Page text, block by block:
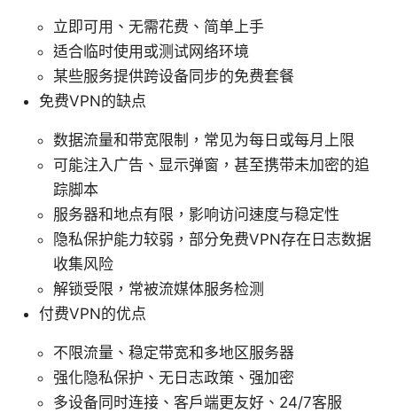
立即可用、无需花费、简单上手
适合临时使用或测试网络环境
某些服务提供跨设备同步的免费套餐
免费VPN的缺点
数据流量和带宽限制，常见为每日或每月上限
可能注入广告、显示弹窗，甚至携带未加密的追
踪脚本
服务器和地点有限，影响访问速度与稳定性
隐私保护能力较弱，部分免费VPN存在日志数据
收集风险
解锁受限，常被流媒体服务检测
付费VPN的优点
不限流量、稳定带宽和多地区服务器
强化隐私保护、无日志政策、强加密
多设备同时连接、客户端更友好、24/7客服